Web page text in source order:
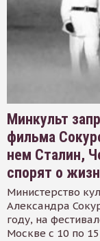
Минкульт
фильма
нем Сталин,
спорят о
Министерство
Александра
году, на
Москве с 10 по